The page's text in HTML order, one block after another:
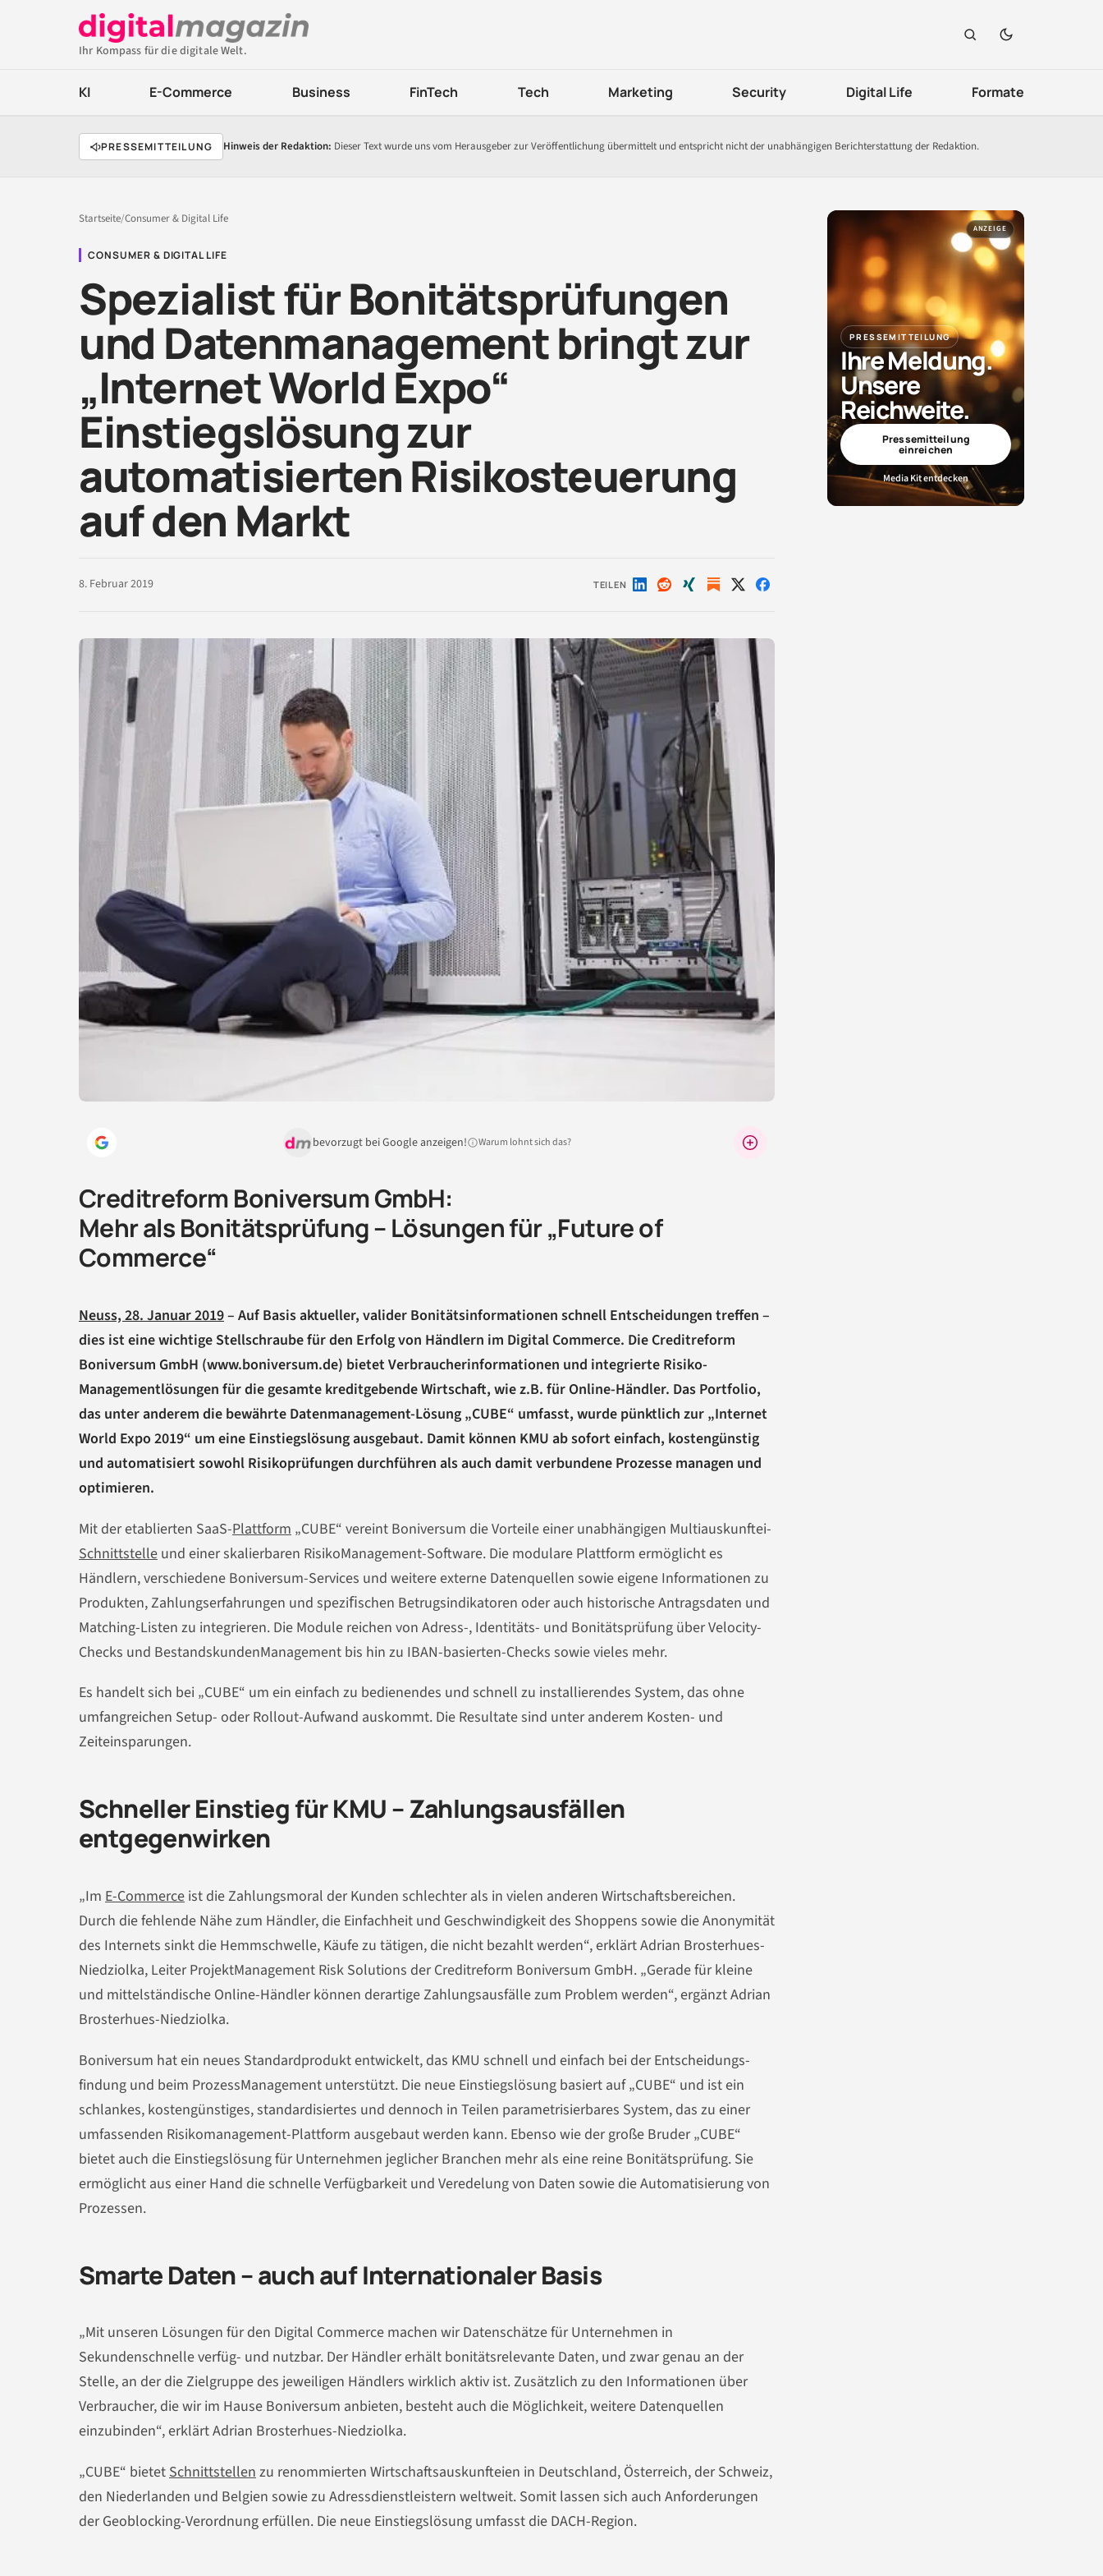
Ihr Kompass für die digitale Welt.
KI E-Commerce Business FinTech Tech Marketing Security Digital Life Formate
PRESSEMITTEILUNG Hinweis der Redaktion: Dieser Text wurde uns vom Herausgeber zur Veröffentlichung übermittelt und entspricht nicht der unabhängigen Berichterstattung der Redaktion.
Startseite/Consumer & Digital Life
CONSUMER & DIGITAL LIFE
Spezialist für Bonitätsprüfungen
und Datenmanagement bringt zur
„Internet World Expo“
Einstiegslösung zur
automatisierten Risikosteuerung
auf den Markt
8. Februar 2019 TEILEN Auf Auf Auf Auf Auf
bevorzugt bei Google anzeigen! Warum lohnt sich das?
Creditreform Boniversum GmbH:
Mehr als Bonitätsprüfung – Lösungen für „Future of
Commerce“
Neuss, 28. Januar 2019– Auf Basis aktueller, valider Bonitätsinformationen schnell Entscheidungen treffen –
dies ist eine wichtige Stellschraube für den Erfolg von Händlern im Digital Commerce. Die Creditreform
Boniversum GmbH (www.boniversum.de) bietet Verbraucherinformationen und integrierte Risiko­
Managementlösungen für die gesamte kreditgebende Wirtschaft, wie z.B. für Online-Händler. Das Portfolio,
das unter anderem die bewährte Datenmanage­ment-Lösung „CUBE“ umfasst, wurde pünktlich zur „Internet
World Expo 2019“ um eine Einstiegs­lösung ausgebaut. Damit können KMU ab sofort einfach, kosten­günstig
und auto­matisiert sowohl Risikoprüfungen durchführen als auch damit verbundene Prozesse managen und
optimieren.
Mit der etablierten SaaS-Plattform „CUBE“ vereint Boniversum die Vorteile einer unab­hängigen Multiauskunftei-
Schnittstelle und einer skalierbaren RisikoManagement-Soft­ware. Die modulare Plattform ermöglicht es
Händlern, verschiedene Boniversum-Ser­vices und weitere externe Datenquellen sowie eigene Informationen zu
Produkten, Zahlungserfahrungen und speziﬁschen Betrugsindikatoren oder auch histo­rische Antragsdaten und
Matching-Listen zu integrieren. Die Module reichen von Adress-, Identitäts- und Bonitätsprüfung über Velocity-
Checks und BestandskundenManagement bis hin zu IBAN-basierten-Checks sowie vieles mehr.
Es handelt sich bei „CUBE“ um ein einfach zu bedienendes und schnell zu installieren­des System, das ohne
umfangreichen Setup- oder Rollout-Aufwand auskommt. Die Resultate sind unter anderem Kosten- und
Zeiteinsparungen.
Schneller Einstieg für KMU – Zahlungsausfällen
entgegenwirken
„Im E-Commerce ist die Zahlungsmoral der Kunden schlechter als in vielen anderen Wirtschaftsbereichen.
Durch die fehlende Nähe zum Händler, die Einfachheit und Ge­schwindigkeit des Shoppens sowie die Anonymität
des Internets sinkt die Hemm­schwelle, Käufe zu tätigen, die nicht bezahlt werden“, erklärt Adrian Brosterhues-
Niedziolka, Leiter ProjektManagement Risk Solutions der Creditreform Boniversum GmbH. „Gerade für kleine
und mittelständische Online-Händler können derartige Zahlungsausfälle zum Problem werden“, ergänzt Adrian
Brosterhues-Niedziolka.
Boniversum hat ein neues Standardprodukt entwickelt, das KMU schnell und einfach bei der Ent­scheidungs­
findung und beim Prozess­Management unterstützt. Die neue Ein­stiegslösung basiert auf „CUBE“ und ist ein
schlankes, kostengünstiges, standar­disiertes und dennoch in Teilen parametrisier­bares System, das zu einer
umfassenden Risiko­manage­ment-Plattform ausgebaut werden kann. Ebenso wie der große Bruder „CUBE“
bietet auch die Einstiegslösung für Unter­nehmen jeglicher Branchen mehr als eine reine Bonitäts­prüfung. Sie
ermöglicht aus einer Hand die schnelle Verfügbarkeit und Verede­lung von Daten sowie die Auto­matisierung von
Prozessen.
Smarte Daten – auch auf Internationaler Basis
„Mit unseren Lösungen für den Digital Commerce machen wir Daten­schätze für Unter­nehmen in
Sekundenschnelle verfüg- und nutzbar. Der Händler erhält bonitätsrele­vante Daten, und zwar genau an der
Stelle, an der die Zielgruppe des jeweiligen Händ­lers wirklich aktiv ist. Zusätzlich zu den Informationen über
Verbraucher, die wir im Hause Boniversum anbieten, besteht auch die Mög­lichkeit, weitere Datenquellen
einzubinden“, erklärt Adrian Brosterhues-Niedziolka.
„CUBE“ bietetSchnittstellenzu renommierten Wirtschaftsauskunfteien in Deutschland, Österreich, der Schweiz,
den Niederlanden und Belgien sowie zu Adressdienstleistern weltweit. Somit lassen sich auch Anforderungen
der Geoblocking-Verordnung erfüllen. Die neue Ein­stiegslösung umfasst die DACH-Region.
ANZEIGE
PRESSEMITTEILUNG
Ihre Meldung.
Unsere
Reichweite.
Pressemitteilung
einreichen
Media Kit entdecken